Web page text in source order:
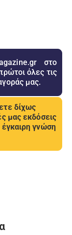
στο
όλες τις
μας.
δίχως
μας εκδόσεις
έγκαιρη γνώση